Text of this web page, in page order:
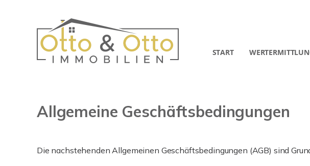
START
Allgemeine Geschäftsbedingungen
Die nachstehenden Allgemeinen Geschäftsbedingungen (AGB) sind